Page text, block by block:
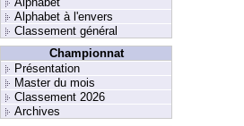
Alphabet à l'envers
Classement général
Championnat
Présentation
Master du mois
Classement 2026
Archives